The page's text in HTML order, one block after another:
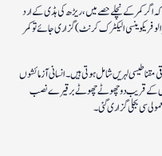
کمر کے نچلے حصے میں، ریڑھ کی ہڈی کے ارد
فریکوینسی الیکٹرک کرنٹ) گزاری جائے تو کمر
میں 300 ہرٹز سے 3,000 ہرٹز والی برقی مقناطیسی لہریں شامل ہوتی ہیں۔ انسانی آزمائشوں
کے قریب دو چھوٹے چھوٹے برقیرے نصب
سی بجلی گزاری گئی۔